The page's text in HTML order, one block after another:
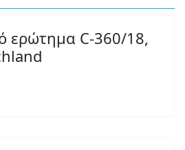
ερώτημα C-360/18,